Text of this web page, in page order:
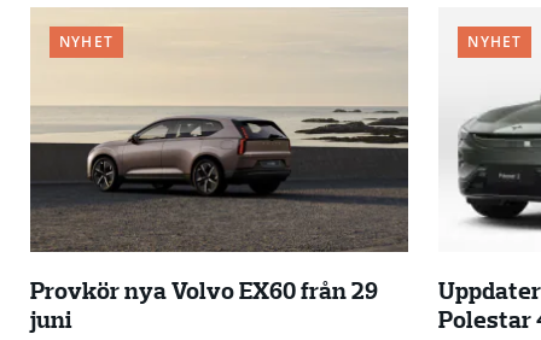
NYHET
Provkör nya Volvo EX60 från 29
juni
NYHET
Polestar